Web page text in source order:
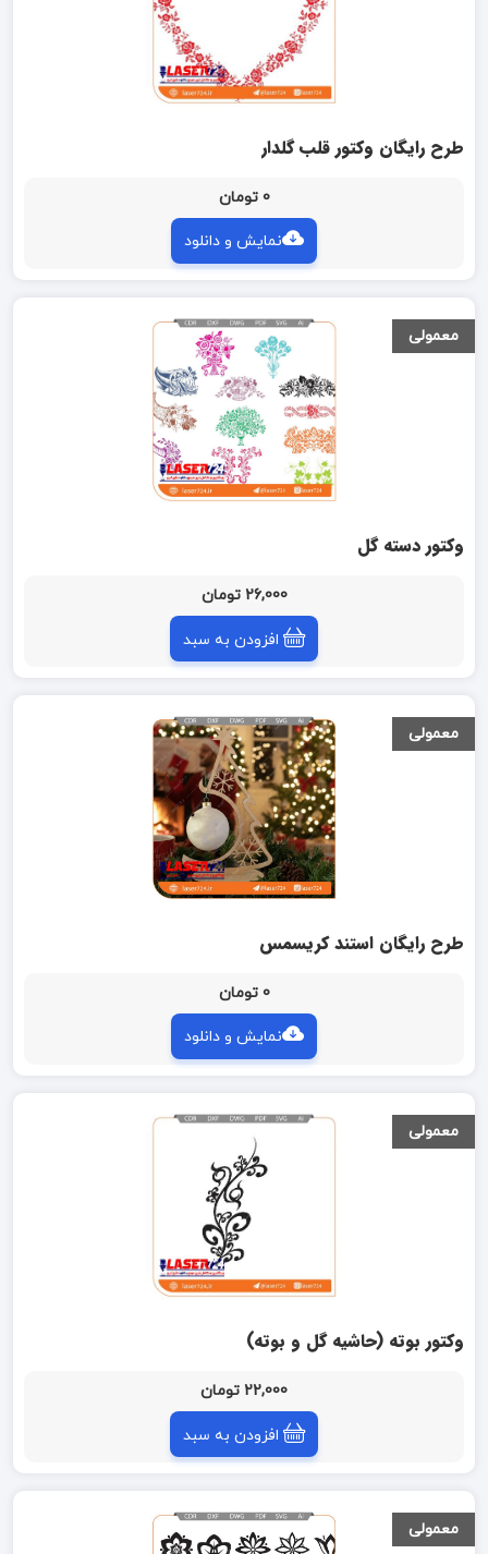
طرح رایگان وکتور قلب گلدار
0 تومان
نمایش و دانلود
معمولی
وکتور دسته گل
26,000 تومان
افزودن به سبد
معمولی
طرح رایگان استند کریسمس
0 تومان
نمایش و دانلود
معمولی
وکتور بوته (حاشیه گل و بوته)
22,000 تومان
افزودن به سبد
معمولی